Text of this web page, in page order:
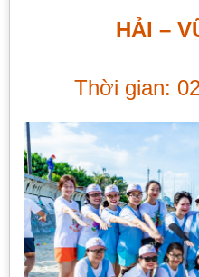
HẢI –
Thời gian: